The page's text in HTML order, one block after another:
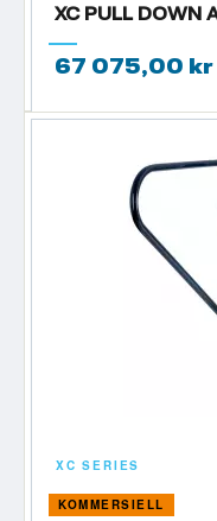
XC PULL DOWN
67 075,00 kr
XC SERIES
KOMMERSIELL